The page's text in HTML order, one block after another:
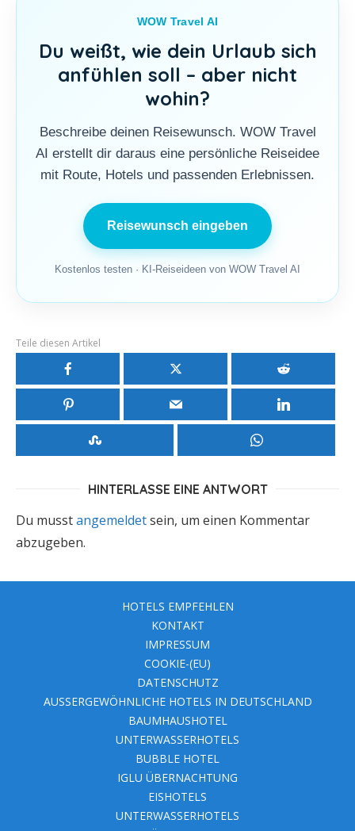
WOW Travel AI
Du weißt, wie dein Urlaub sich
anfühlen soll – aber nicht
wohin?
Beschreibe deinen Reisewunsch. WOW Travel
AI erstellt dir daraus eine persönliche Reiseidee
mit Route, Hotels und passenden Erlebnissen.
Reisewunsch eingeben
Kostenlos testen · KI-Reiseideen von WOW Travel AI
Teile diesen Artikel
HINTERLASSE EINE ANTWORT
Du musstangemeldetsein, um einen Kommentar
abzugeben.
HOTELS EMPFEHLEN
KONTAKT
IMPRESSUM
COOKIE-(EU)
DATENSCHUTZ
AUSSERGEWÖHNLICHE HOTELS IN DEUTSCHLAND
BAUMHAUSHOTEL
UNTERWASSERHOTELS
BUBBLE HOTEL
IGLU ÜBERNACHTUNG
EISHOTELS
UNTERWASSERHOTELS